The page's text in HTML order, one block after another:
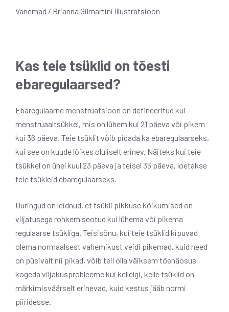
Vanemad / Brianna Gilmartini illustratsioon
Kas teie tsüklid on tõesti
ebaregulaarsed?
Ebaregulaarne menstruatsioon on defineeritud kui
menstruaaltsükkel, mis on lühem kui 21 päeva või pikem
kui 36 päeva. Teie tsüklit võib pidada ka ebaregulaarseks,
kui see on kuude lõikes oluliselt erinev. Näiteks kui teie
tsükkel on ühel kuul 23 päeva ja teisel 35 päeva, loetakse
teie tsükleid ebaregulaarseks.
Uuringud on leidnud, et tsükli pikkuse kõikumised on
viljatusega rohkem seotud kui lühema või pikema
regulaarse tsükliga. Teisisõnu, kui teie tsüklid kipuvad
olema normaalsest vahemikust veidi pikemad, kuid need
on püsivalt nii pikad, võib teil olla väiksem tõenäosus
kogeda viljakusprobleeme kui kellelgi, kelle tsüklid on
märkimisväärselt erinevad, kuid kestus jääb normi
piiridesse.